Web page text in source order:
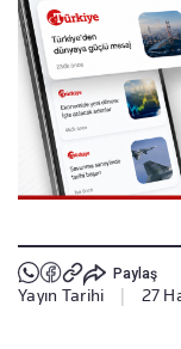
Paylaş
Yayın Tarihi 27